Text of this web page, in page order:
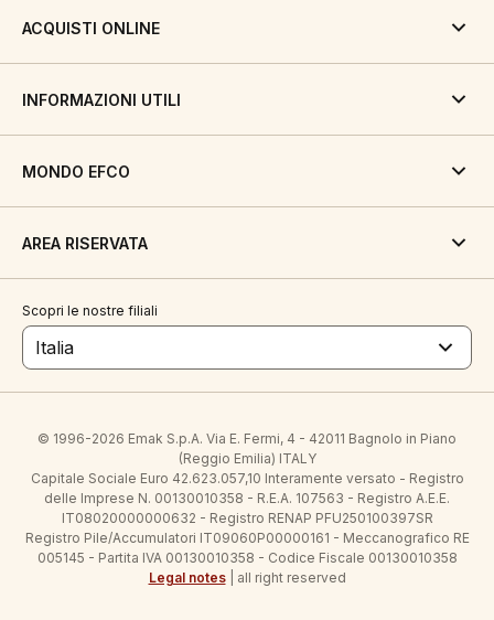
ACQUISTI ONLINE
INFORMAZIONI UTILI
MONDO EFCO
AREA RISERVATA
Scopri le nostre filiali
Italia
© 1996-2026 Emak S.p.A. Via E. Fermi, 4 - 42011 Bagnolo in Piano
(Reggio Emilia) ITALY
Capitale Sociale Euro 42.623.057,10 Interamente versato - Registro
delle Imprese N. 00130010358 - R.E.A. 107563 - Registro A.E.E.
IT08020000000632 - Registro RENAP PFU250100397SR
Registro Pile/Accumulatori IT09060P00000161 - Meccanografico RE
005145 - Partita IVA 00130010358 - Codice Fiscale 00130010358
Legal notes| all right reserved